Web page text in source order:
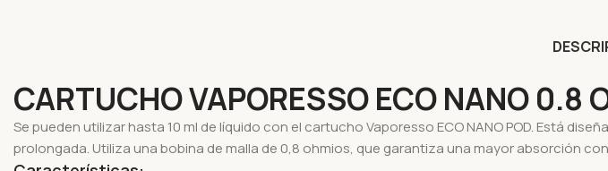
CARTUCHO VAPORESSO ECO NANO 0.8
Se pueden utilizar hasta 10 ml de líquido con el cartucho Vaporesso ECO NANO POD. Está
prolongada. Utiliza una bobina de malla de 0,8 ohmios, que garantiza una mayor absorción